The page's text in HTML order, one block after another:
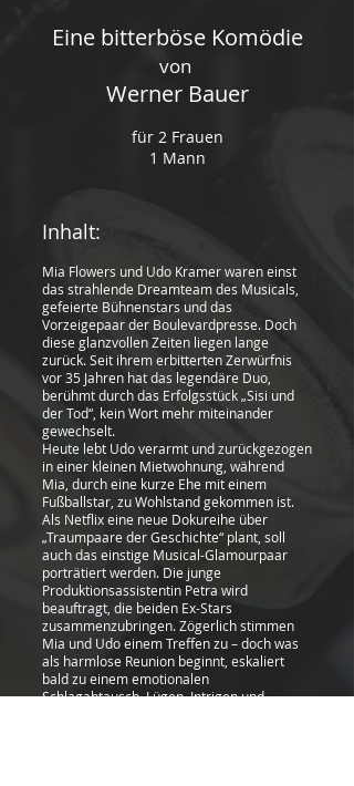
Eine bitterböse Komödie
von
Werner Bauer
für 2 Frauen
1 Mann
Inhalt:
Mia Flowers und Udo Kramer waren einst
das strahlende Dreamteam des Musicals,
gefeierte Bühnenstars und das
Vorzeigepaar der Boulevardpresse. Doch
diese glanzvollen Zeiten liegen lange
zurück. Seit ihrem erbitterten Zerwürfnis
vor 35 Jahren hat das legendäre Duo,
berühmt durch das Erfolgsstück „Sisi und
der Tod“, kein Wort mehr miteinander
gewechselt.
Heute lebt Udo verarmt und zurückgezogen
in einer kleinen Mietwohnung, während
Mia, durch eine kurze Ehe mit einem
Fußballstar, zu Wohlstand gekommen ist.
Als Netflix eine neue Dokureihe über
„Traumpaare der Geschichte“ plant, soll
auch das einstige Musical-Glamourpaar
porträtiert werden. Die junge
Produktionsassistentin Petra wird
beauftragt, die beiden Ex-Stars
zusammenzubringen. Zögerlich stimmen
Mia und Udo einem Treffen zu – doch was
als harmlose Reunion beginnt, eskaliert
bald zu einem emotionalen
Schlagabtausch. Lügen, Intrigen und